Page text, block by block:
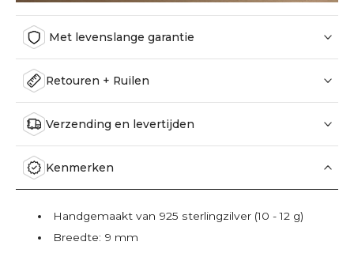
Met levenslange garantie
Retouren + Ruilen
Verzending en levertijden
Kenmerken
Handgemaakt van 925 sterlingzilver (10 - 12 g)
Breedte: 9 mm